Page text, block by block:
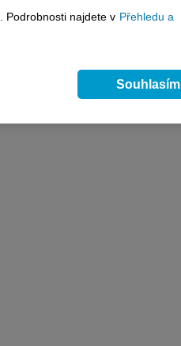
. Podrobnosti najdete v Přehledu a
Souhlasím